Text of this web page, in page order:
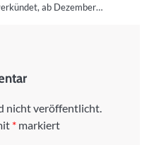
ab Dezember…
nicht veröffentlicht.
* markiert